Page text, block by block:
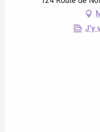
J'y